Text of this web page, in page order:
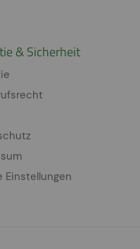
& Sicherheit
Einstellungen